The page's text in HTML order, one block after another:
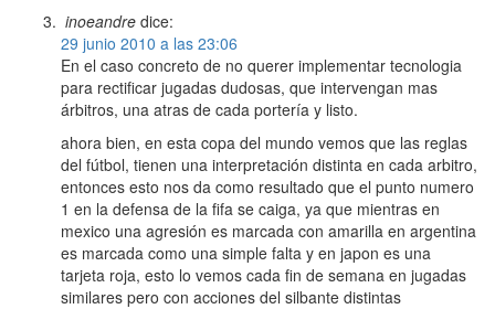
inoeandre dice:
29 junio 2010 a las 23:06
En el caso concreto de no querer implementar tecnologia
para rectificar jugadas dudosas, que intervengan mas
árbitros, una atras de cada portería y listo.
ahora bien, en esta copa del mundo vemos que las reglas
del fútbol, tienen una interpretación distinta en cada arbitro,
entonces esto nos da como resultado que el punto numero
1 en la defensa de la fifa se caiga, ya que mientras en
mexico una agresión es marcada con amarilla en argentina
es marcada como una simple falta y en japon es una
tarjeta roja, esto lo vemos cada fin de semana en jugadas
similares pero con acciones del silbante distintas